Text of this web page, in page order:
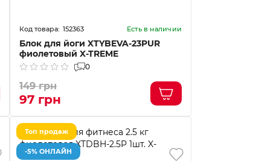
152363 Есть в наличии
Блок для йоги XTYBEVA-23PUR
фиолетовый X-TREME
0
149 грн
97 грн
Топ продаж
-5% ОНЛАЙН